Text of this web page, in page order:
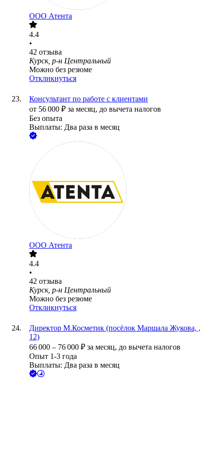
ООО Атента
4.4
•
42 отзыва
Курск, р-н Центральный
Можно без резюме
Откликнуться
Консультант по работе с клиентами
от 56 000 ₽ за месяц, до вычета налогов
Без опыта
Выплаты: Два раза в месяц
ООО Атента
4.4
•
42 отзыва
Курск, р-н Центральный
Можно без резюме
Откликнуться
Директор М.Косметик (посёлок Маршала Жукова, ,
12)
66 000 – 76 000 ₽ за месяц, до вычета налогов
Опыт 1-3 года
Выплаты: Два раза в месяц